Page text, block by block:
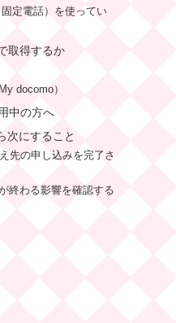
定電話）を使ってい
取得するか
docomo）
中の方へ
次にすること
先の申し込みを完了さ
終わる影響を確認する